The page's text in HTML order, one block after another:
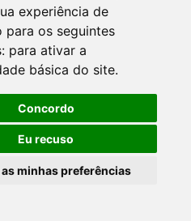
experiência de
para os seguintes
para ativar a
básica do site.
Concordo
Eu recuso
minhas preferências